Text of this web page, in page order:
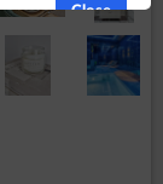
Close